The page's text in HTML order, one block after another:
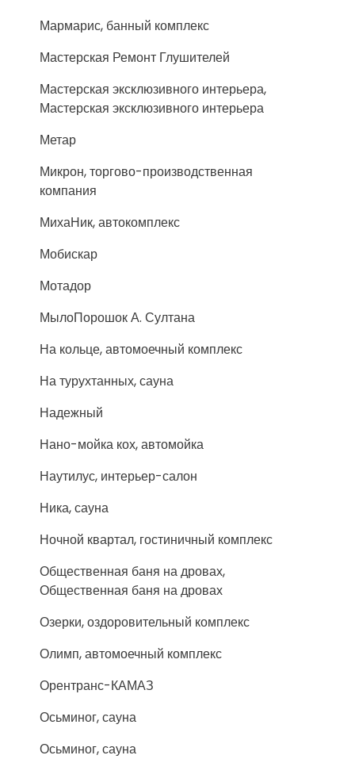
Мармарис, банный комплекс
Мастерская Ремонт Глушителей
Мастерская эксклюзивного интерьера,
Мастерская эксклюзивного интерьера
Метар
Микрон, торгово-производственная
компания
МихаНик, автокомплекс
Мобискар
Мотадор
МылоПорошок А. Султана
На кольце, автомоечный комплекс
На турухтанных, сауна
Надежный
Нано-мойка кох, автомойка
Наутилус, интерьер-салон
Ника, сауна
Ночной квартал, гостиничный комплекс
Общественная баня на дровах,
Общественная баня на дровах
Озерки, оздоровительный комплекс
Олимп, автомоечный комплекс
Орентранс-КАМАЗ
Осьминог, сауна
Осьминог, сауна